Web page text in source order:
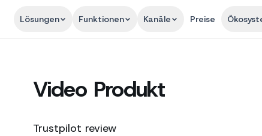
Lösungen Funktionen Kanäle Preise
Video Produkt
Trustpilot review